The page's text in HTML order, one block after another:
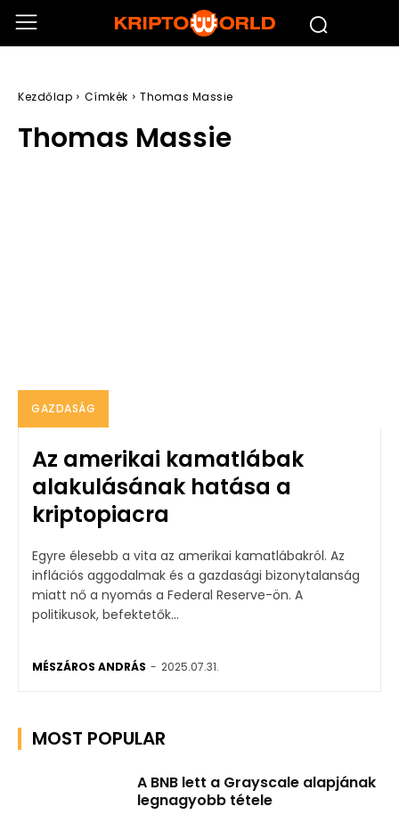
Kezdőlap Címkék Thomas Massie
Thomas Massie
GAZDASÁG
Az amerikai kamatlábak
alakulásának hatása a
kriptopiacra
Egyre élesebb a vita az amerikai kamatlábakról. Az
inflációs aggodalmak és a gazdasági bizonytalanság
miatt nő a nyomás a Federal Reserve-ön. A
politikusok, befektetők...
MÉSZÁROS ANDRÁS - 2025.07.31.
MOST POPULAR
A BNB lett a Grayscale alapjának
legnagyobb tétele